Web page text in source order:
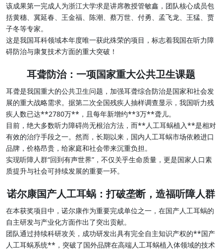
该成果第一完成人为浙江大学求是讲席教授管敏鑫，团队核心成员包
括黄穗、冀延春、王金福、陈潮、蔡万世、付勇、孟飞龙、王猛、贾
子冬等专家。
这是我国耳科领域本年度唯一获此殊荣的项目，标志着我国在听力障
碍防治与康复技术方面的重大突破！
耳聋防治：一项国家重大公共卫生课题
耳聋是我国重大的公共卫生问题，加强耳聋综合防治是国家和社会发
展的重大战略需求。据第二次全国残疾人抽样调查显示，我国听力残
疾人数已达**2780万**，且每年新增约**3万**聋儿。
目前，绝大多数听力障碍尚无根治方法，而**人工耳蜗植入**是相对
有效的治疗手段之一。然而，长期以来，国内人工耳蜗市场依赖进口
品牌，价格昂贵，给家庭和社会带来沉重负担。
实现听障人群“回到有声世界”，不仅关乎生命质量，更是国家人口素
质提升与社会可持续发展的重要一环。
诺尔康国产人工耳蜗：打破垄断，造福听障人群
在本获奖项目中，诺尔康作为重要完成单位之一，在国产人工耳蜗的
自主研发与产业化方面作出了突出贡献。
团队通过持续科研攻关，成功研发出具有完全自主知识产权的**国产
人工耳蜗系统**，突破了国外品牌在高端人工耳蜗植入体领域的技术